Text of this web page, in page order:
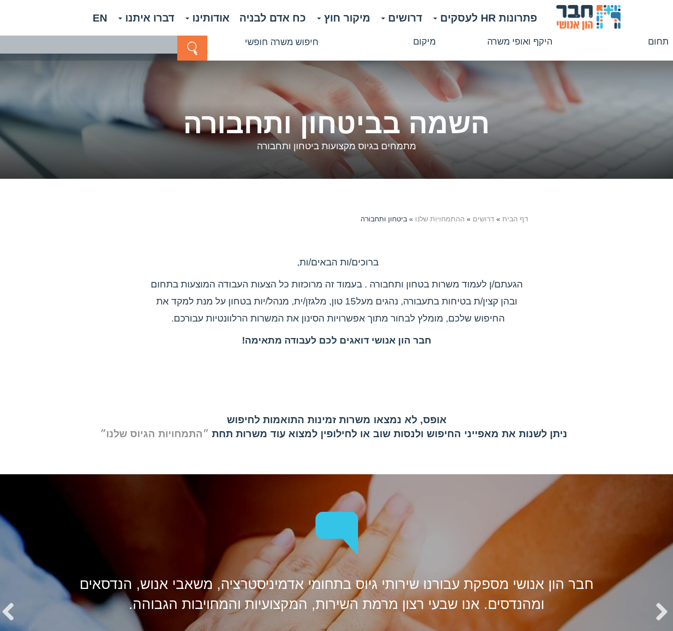
פתרונות HR לעסקים דרושים מיקור חוץ כח אדם לבניה אודותינו דברו איתנו EN
תחום
כימיה, פארמה רפואה וביוטכנולוגיה
היקף ואופי משרה מיקום
אלעד
אשדוד
אשקלון
באר שבע
גבעת שמואל
גבעתיים-ר"ג-ב"ב
הרצליה/רמה"ש
ירושלים
כוכב יאיר
לוד-רמלה
מודיעין
קרית גת
קרית עקרון
השמה בביטחון ותחבורה
מתמחים בגיוס מקצועות ביטחון ותחבורה
דף הבית »דרושים » ההתמחויות שלנו » ביטחון ותחבורה
ברוכים/ות הבאים/ות,
הגעתם/ן לעמוד משרות בטחון ותחבורה . בעמוד זה מרוכזות כל הצעות העבודה המוצעות בתחום
ובהן קצין/ת בטיחות בתעבורה, נהגים מעל15 טון, מלגזן/ית, מנהל/יות בטחון על מנת למקד את
החיפוש שלכם, מומלץ לבחור מתוך אפשרויות הסינון את המשרות הרלוונטיות עבורכם.
חבר הון אנושי דואגים לכם לעבודה מתאימה!
אופס, לא נמצאו משרות זמינות התואמות לחיפוש
ניתן לשנות את מאפייני החיפוש ולנסות שוב או לחילופין למצוא עוד משרות תחת ״התמחויות הגיוס שלנו״
חבר הון אנושי מספקת עבורנו שירותי גיוס בתחומי אדמיניסטרציה, משאבי אנוש, הנדסאים
ומהנדסים. אנו שבעי רצון מרמת השירות, המקצועיות והמחויבות הגבוהה.